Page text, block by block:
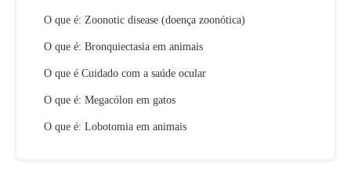
O que é: Zoonotic disease (doença zoonótica)
O que é: Bronquiectasia em animais
O que é Cuidado com a saúde ocular
O que é: Megacólon em gatos
O que é: Lobotomia em animais